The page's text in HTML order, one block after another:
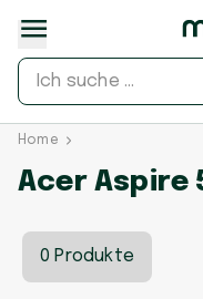
Home
Acer Aspire
0 Produkte